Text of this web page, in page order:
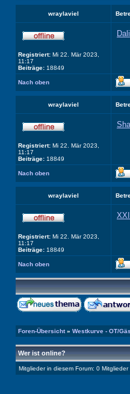
wraylaviel
Registriert: Mi 22. Mär 2023,
11:17
Beiträge: 18849
Dali
Nach oben
wraylaviel
Registriert: Mi 22. Mär 2023,
11:17
Beiträge: 18849
Nach oben
wraylaviel
Registriert: Mi 22. Mär 2023,
11:17
Beiträge: 18849
XXII
Nach oben
Foren-Übersicht» Westkurve - OT/
Wer ist online?
Mitglieder in diesem Forum: 0